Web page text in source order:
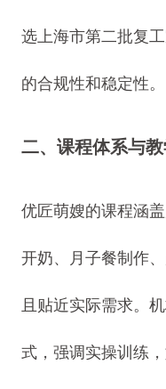
选上海市第二批复
的合规性和稳定性。
二、课程体系与
优匠萌嫂的课程涵
开奶、月子餐制作
且贴近实际需求。
式，强调实操训练